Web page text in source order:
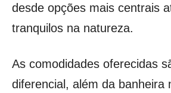
desde opções mais centrais
tranquilos na natureza.
As comodidades oferecidas
diferencial, além da banheira